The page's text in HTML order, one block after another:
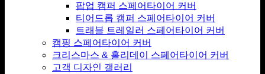
팝업 캠퍼 스페어타이어 커버
티어드롭 캠퍼 스페어타이어 커버
트래블 트레일러 스페어타이어 커버
캠핑 스페어타이어 커버
크리스마스 & 홀리데이 스페어타이어 커버
고객 디자인 갤러리